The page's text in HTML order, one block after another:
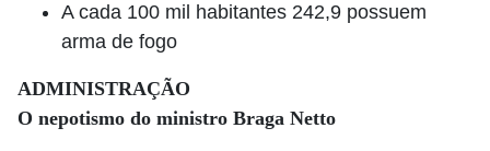
A cada 100 mil habitantes 242,9 possuem
arma de fogo
ADMINISTRAÇÃO
O nepotismo do ministro Braga Netto